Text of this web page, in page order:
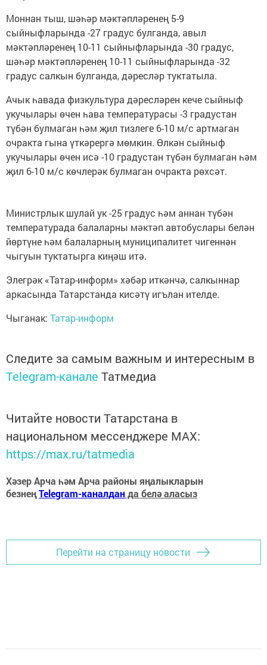
Моннан тыш, шәһәр мәктәпләренең 5-9
сыйныфларында -27 градус булганда, авыл
мәктәпләренең 10-11 сыйныфларында -30 градус,
шәһәр мәктәпләренең 10-11 сыйныфларында -32
градус салкын булганда, дәресләр туктатыла.
Ачык һавада физкультура дәресләрен кече сыйныф
укучылары өчен һава температурасы -3 градустан
түбән булмаган һәм җил тизлеге 6-10 м/с артмаган
очракта гына үткәрергә мөмкин. Өлкән сыйныф
укучылары өчен исә -10 градустан түбән булмаган һәм
җил 6-10 м/с көчлерәк булмаган очракта рөхсәт.
Министрлык шулай ук -25 градус һәм аннан түбән
температурада балаларны мәктәп автобуслары белән
йөртүне һәм балаларның муниципалитет чигеннән
чыгуын туктатырга киңәш итә.
Элегрәк «Татар-информ» хәбәр иткәнчә, салкыннар
аркасында Татарстанда кисәтү игълан ителде.
Чыганак: Татар-информ
Следите за самым важным и интересным в
Telegram-канале Татмедиа
Читайте новости Татарстана в
национальном мессенджере MАХ:
https://max.ru/tatmedia
Хәзер Арча һәм Арча районы яңалыкларын
безнеңTelegram-каналданда белә аласыз
Перейти на страницу новости